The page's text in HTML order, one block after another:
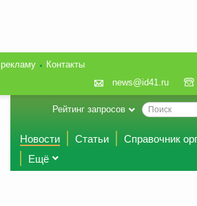
Контакты
news@id41.ru
Рейтинг запросов
Новости Статьи
Справочник
Ещё